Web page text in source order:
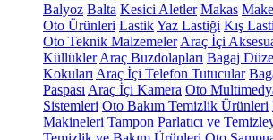
Balyoz Balta Kesici Aletler Makas
Oto Ürünleri LastikYaz Lastiği Kış
Oto Teknik Malzemeler Araç İçi
Küllükler Araç Buzdolapları Bagaj
Kokuları Araç İçi Telefon Tutucular
Paspası Araç İçi Kamera Oto
Sistemleri Oto Bakım Temizlik Ürünleri
Makineleri Tampon Parlatıcı ve